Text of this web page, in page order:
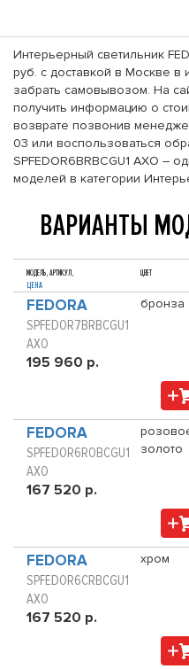
Интерьерный светильник
руб. с доставкой в Москве в
забрать самовывозом. На
получить информацию о
возврате позвонив
03 или воспользоваться
SPFEDOR6BRBCGU1 AXO –
моделей в категории
ВАРИАНТЫ
МОДЕЛЬ, АРТИКУЛ,
ЦЕНА
ЦВЕТ
FEDORA
SPFEDOR7BRBCGU1
AXO
195 960 р.
бронза
FEDORA
SPFEDOR6ROBCGU1
AXO
167 520 р.
золото
FEDORA
SPFEDOR6CRBCGU1
AXO
167 520 р.
хром